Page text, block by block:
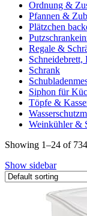
Ordnung &
Pfannen &
Plätzchen
Regale &
Schrank
Siphon für
Töpfe &
Weinkühler &
Showing 1–24 of
Show sidebar